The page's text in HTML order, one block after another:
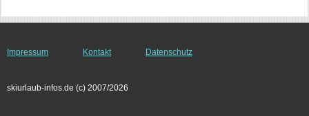
Impressum Kontakt Datenschutz
skiurlaub-infos.de (c) 2007/2026